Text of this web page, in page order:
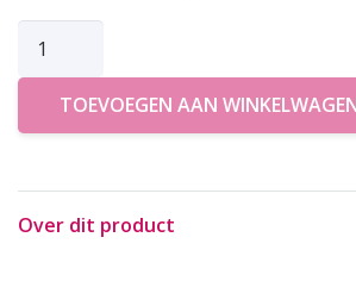
SOPHIE
JEANSTOEVOEGEN AAN
Over dit product